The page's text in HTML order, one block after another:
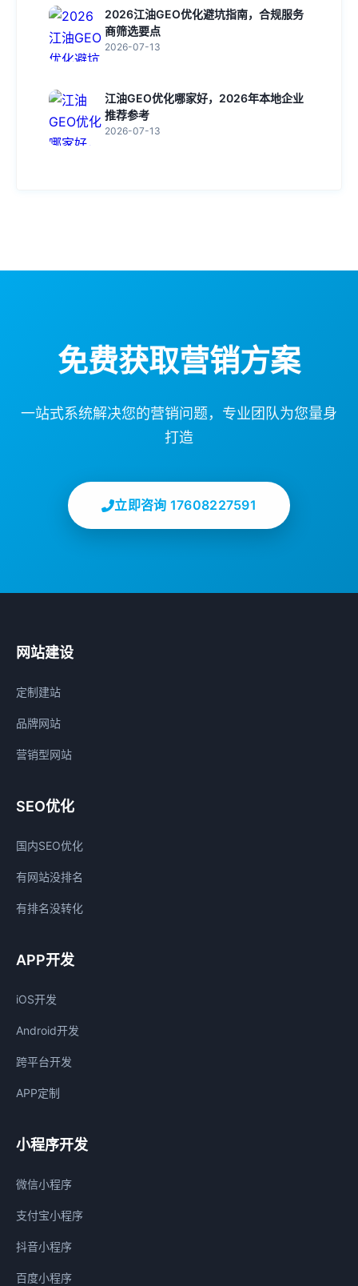
2026江油GEO优化避坑指南，合规服务
商筛选要点
2026-07-13
江油GEO优化哪家好，2026年本地企业
推荐参考
2026-07-13
免费获取营销方案
一站式系统解决您的营销问题，专业团队为您量身
打造
立即咨询 17608227591
网站建设
定制建站
品牌网站
营销型网站
SEO优化
国内SEO优化
有网站没排名
有排名没转化
APP开发
iOS开发
Android开发
跨平台开发
APP定制
小程序开发
微信小程序
支付宝小程序
抖音小程序
百度小程序